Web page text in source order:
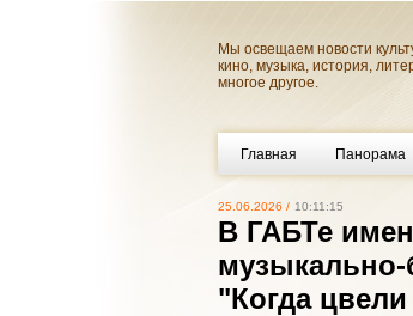
Мы освещаем новости
кино, музыка, история,
многое другое.
Главная Панорама
25.06.2026 / 10:11:15
В ГАБТе
музыкально-
"Когда